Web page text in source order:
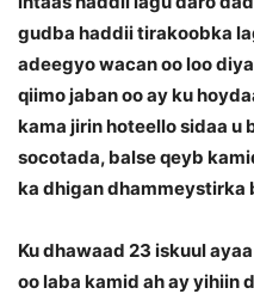
gudba haddii tirakoobka
adeegyo wacan oo loo
qiimo jaban oo ay ku
kama jirin hoteello sidaa u
socotada, balse qeyb
ka dhigan dhammeystirka
Ku dhawaad 23 iskuul
oo laba kamid ah ay yihiin